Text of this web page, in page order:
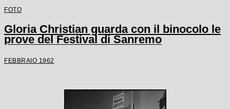
FOTO
Gloria Christian guarda con il binocolo le
prove del Festival di Sanremo
FEBBRAIO 1962